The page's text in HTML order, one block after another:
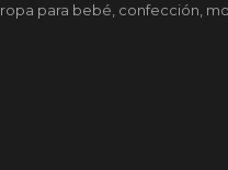
para bebé, confección,